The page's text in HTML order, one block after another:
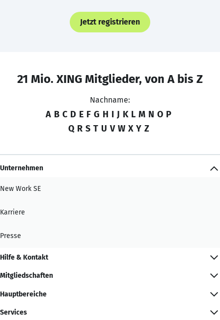
Jetzt registrieren
21 Mio. XING Mitglieder, von A bis Z
Nachname:
A B C D E F G H I J K L M N O P
Q R S T U V W X Y Z
Unternehmen
New Work SE
Karriere
Presse
Hilfe & Kontakt
Mitgliedschaften
Hauptbereiche
Services